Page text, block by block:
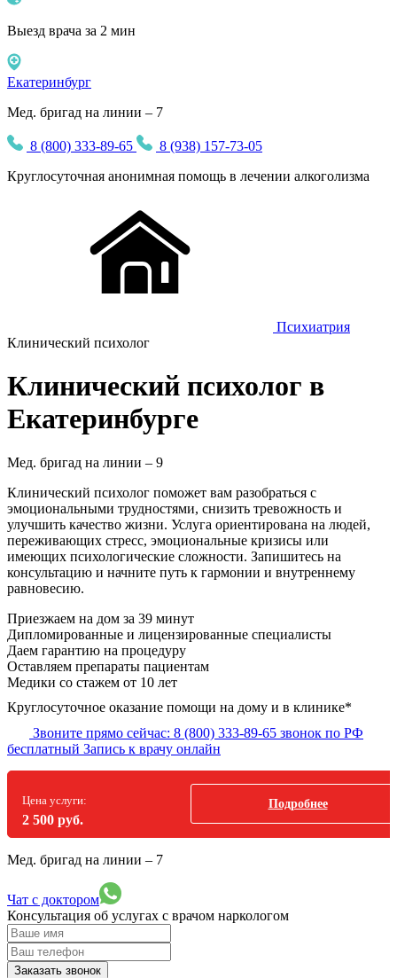
Выезд врача за 2 мин
Екатеринбург
Мед. бригад на линии – 7
8 (800) 333-89-65
8 (938) 157-73-05
Круглосуточная анонимная помощь в лечении алкоголизма
Психиатрия
Клинический психолог
Клинический психолог в
Екатеринбурге
Мед. бригад на линии – 9
Клинический психолог поможет вам разобраться с
эмоциональными трудностями, снизить тревожность и
улучшить качество жизни. Услуга ориентирована на людей,
переживающих стресс, эмоциональные кризисы или
имеющих психологические сложности. Запишитесь на
консультацию и начните путь к гармонии и внутреннему
равновесию.
Приезжаем на дом за 39 минут
Дипломированные и лицензированные специалисты
Даем гарантию на процедуру
Оставляем препараты пациентам
Медики со стажем от 10 лет
Круглосуточное оказание помощи на дому и в клинике*
Звоните прямо сейчас: 8 (800) 333-89-65 звонок по РФ
бесплатный Запись к врачу онлайн
Цена услуги:
2 500 руб.
Подробнее
Мед. бригад на линии – 7
Чат с доктором
Консультация об услугах с врачом наркологом
Заказать звонок